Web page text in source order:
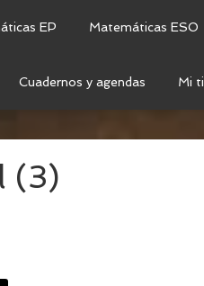
EP Matemáticas ESO
Cuadernos y agendas Mi
DE PRIMARIA SOBRE EL
(3)